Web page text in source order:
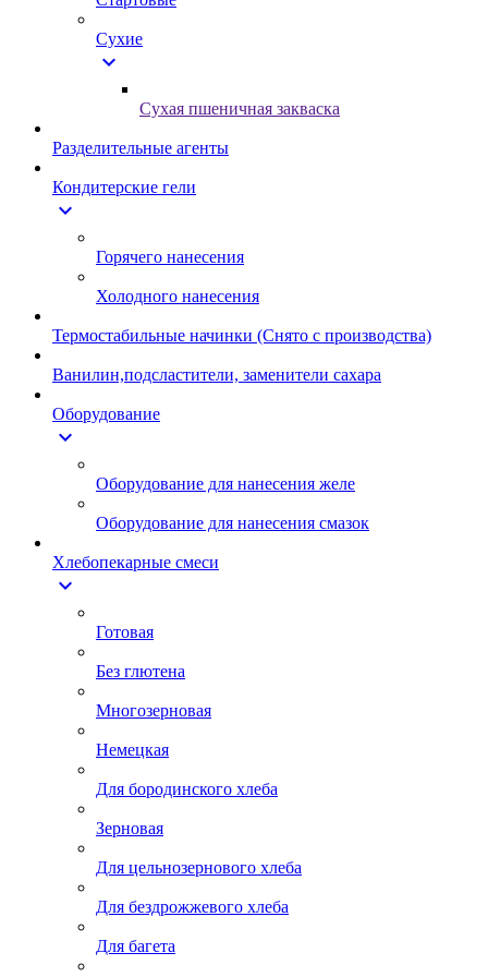
Сухие
expand_more
Сухая пшеничная закваска
Разделительные агенты
Кондитерские гели
expand_more
Горячего нанесения
Холодного нанесения
Термостабильные начинки (Снято с производства)
Ванилин,подсластители, заменители сахара
Оборудование
expand_more
Оборудование для нанесения желе
Оборудование для нанесения смазок
Хлебопекарные смеси
expand_more
Готовая
Без глютена
Многозерновая
Немецкая
Для бородинского хлеба
Зерновая
Для цельнозернового хлеба
Для бездрожжевого хлеба
Для багета